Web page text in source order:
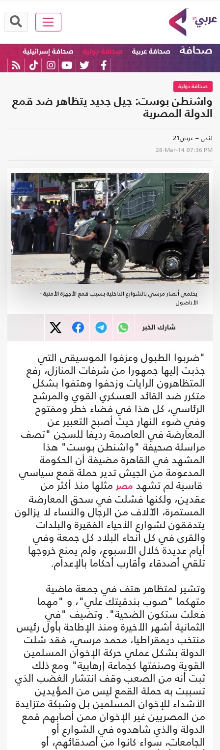
صحافة صحافة عربية صحافة دولية صحافة إسرائيلية
صحافة دولية
واشنطن بوست: جيل جديد يتظاهر ضد قمع
الدولة المصرية
لندن – عربي21
28-Mar-14 07:36 PM
يحتمي أنصار مرسي بالشوارع الداخلية بسبب قمع الأجهزة الأمنية -
الأناضول
شارك الخبر
"ضربوا الطبول وعزفوا الموسيقى التي
جذبت إليها جمهورا من شرفات المنازل، رفع
المتظاهرون الرايات وزحفوا وهتفوا بشكل
متكرر ضد القائد العسكري القوي والمرشح
الرئاسي، كل هذا في فضاء خطر ومفتوح
وفي ضوء النهار حيث أصبح التعبير عن
المعارضة في العاصمة رديفا للسجن "تصف
مراسلة صحيفة "واشنطن بوست" هذا
المشهد في القاهرة مضيفة أن الحكومة
المدعومة من الجيش تدير حملة قمع سياسي
قاسية لم تشهد مصر مثلها منذ أكثر من
عقدين، ولكنها فشلت في سحق المعارضة
المستمرة، الآلاف من الرجال والنساء لا يزالون
يتدفقون لشوارع الأحياء الفقيرة والبلدات
والقرى في كل أنحاء البلاد كل جمعة وفي
أيام عديدة خلال الأسبوع، ولم يمنع خروجها
تلقي أصدقاء وأقارب أحكاما بالإعدام.
وتشير لمتظاهر هتف في جمعة ماضية
متهكما "صوب بندقيتك علي"، و "مهما
فعلت ستكون الضحية". وتضيف "في
الثمانية أشهر الأخيرة ومنذ الإطاحة بأول رئيس
منتخب ديمقراطيا، محمد مرسي، فقد شلت
الدولة بشكل عملي حركة الإخوان المسلمين
القوية وصنفتها كجماعة إرهابية" ومع ذلك
ثبت أنه من الصعب وقف انتشار الغضب الذي
تسببت به حملة القمع ليس من المؤيدين
الأشداء للإخوان المسلمين بل وشبكة متزايدة
من المصريين غير الإخوان ممن أصابهم قمع
الدولة والذي شاهدوه في الشوارع أو
الجامعات، سواء كانوا من أصدقائهم، أو